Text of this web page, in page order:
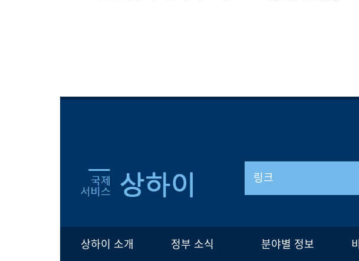
링크
상하이 소개 정부 소식 분야별 정보